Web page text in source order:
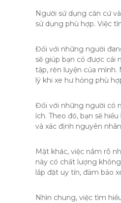
Người sử dụng căn cứ
sử dụng phù hợp. Việc
Đối với những người
sẽ giúp bạn có được cái
tập, rèn luyện của mình.
lý khi xe hư hỏng phù
Đối với những người có
ích. Theo đó, bạn sẽ
và xác định nguyên
Mặt khác, việc nắm rõ
này có chất lượng
lắp đặt uy tín, đảm bảo
Nhìn chung, việc tìm